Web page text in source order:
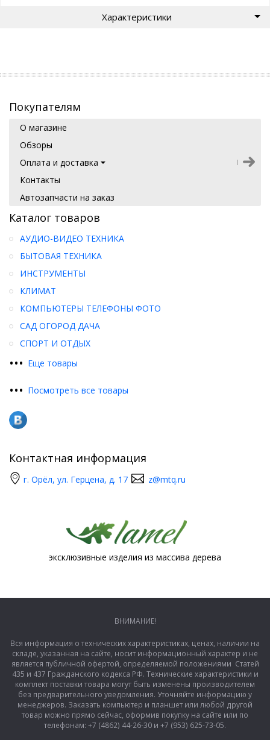
Характеристики
Покупателям
О магазине
Обзоры
Оплата и доставка
Контакты
Автозапчасти на заказ
Каталог товаров
••• Еще товары
АУДИО-ВИДЕО ТЕХНИКА
БЫТОВАЯ ТЕХНИКА
ИНСТРУМЕНТЫ
КЛИМАТ
КОМПЬЮТЕРЫ ТЕЛЕФОНЫ ФОТО
САД ОГОРОД ДАЧА
СПОРТ И ОТДЫХ
••• Посмотреть все товары
Контактная информация
г. Орёл, ул. Герцена, д. 17 z@mtq.ru
эксклюзивные изделия из массива дерева
ВНИМАНИЕ!
Вся информация о технических характеристиках, ценах, наличии на
складе, указанная на сайте, носит информационный характер и не
является публичной офертой, определяемой положениями Статей
435 и 437 Гражданского кодекса РФ. Технические характеристики и
комплект поставки товара могут быть изменены производителем
без предварительного уведомления. Уточняйте информацию у
менеджеров. Заказать компьютер и планшет или любой другой
товар можно прямо сейчас, оформив покупку на сайте или по
телефонам: +7 (4862) 44-26-30 и +7 (953) 625-73-05.